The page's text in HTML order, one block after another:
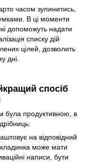
часом зупинитись,
В ці моменти
допоможуть надати
списку дій
цілей, дозволить
дні.
спосіб
була продуктивною, в
на відповідний
може мати
написи, бути